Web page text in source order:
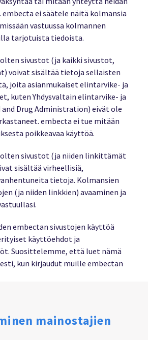
ei säätele näitä kolmansia
vastuussa kolmannen
tarjotuista tiedoista.
sivustot (ja kaikki sivustot,
voivat sisältää tietoja sellaisten
joita asianmukaiset elintarvike- ja
kuten Yhdysvaltain elintarvike- ja
Drug Administration) eivät ole
embecta ei tue mitään
poikkeavaa käyttöä.
sivustot (ja niiden linkittämät
sisältää virheellisiä,
tietoja. Kolmansien
(ja niiden linkkien) avaaminen ja
embectan sivustojen käyttöä
käyttöehdot ja
Suosittelemme, että luet nämä
kun kirjaudut muille embectan
mainostajien